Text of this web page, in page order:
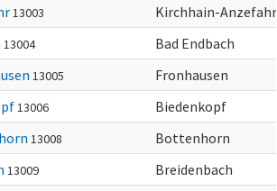
13003
Kirchhain-Anzefahr
13004
Bad Endbach
13005
Fronhausen
13006
Biedenkopf
13008
Bottenhorn
13009
Breidenbach